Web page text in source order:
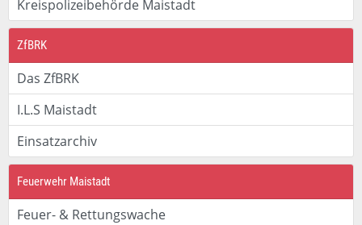
Kreispolizeibehörde Maistadt
ZfBRK
Das ZfBRK
I.L.S Maistadt
Einsatzarchiv
Feuerwehr Maistadt
Feuer- & Rettungswache